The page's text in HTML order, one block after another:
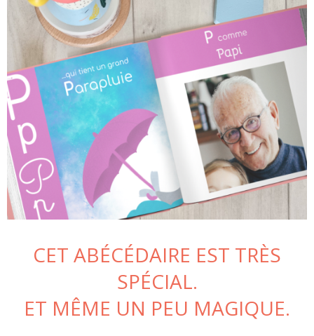
CET ABÉCÉDAIRE EST TRÈS
SPÉCIAL.
ET MÊME UN PEU MAGIQUE.